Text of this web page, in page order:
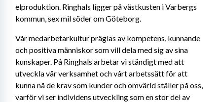
elproduktion. Ringhals ligger på västkusten i Varbergs
kommun, sex mil söder om Göteborg.
Vår medarbetarkultur präglas av kompetens, kunnande
och positiva människor som vill dela med sig av sina
kunskaper. På Ringhals arbetar vi ständigt med att
utveckla vår verksamhet och vårt arbetssätt för att
kunna nå de krav som kunder och omvärld ställer på oss,
varför vi ser individens utveckling som en stor del av